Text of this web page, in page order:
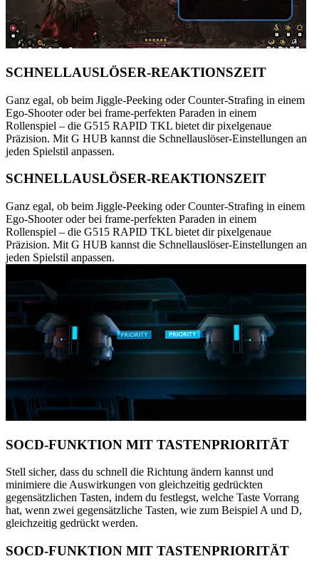
SCHNELLAUSLÖSER-REAKTIONSZEIT
Ganz egal, ob beim Jiggle-Peeking oder Counter-Strafing in einem
Ego-Shooter oder bei frame-perfekten Paraden in einem
Rollenspiel – die G515 RAPID TKL bietet dir pixelgenaue
Präzision. Mit G HUB kannst die Schnellauslöser-Einstellungen an
jeden Spielstil anpassen.
SCHNELLAUSLÖSER-REAKTIONSZEIT
Ganz egal, ob beim Jiggle-Peeking oder Counter-Strafing in einem
Ego-Shooter oder bei frame-perfekten Paraden in einem
Rollenspiel – die G515 RAPID TKL bietet dir pixelgenaue
Präzision. Mit G HUB kannst die Schnellauslöser-Einstellungen an
jeden Spielstil anpassen.
SOCD-FUNKTION MIT TASTENPRIORITÄT
Stell sicher, dass du schnell die Richtung ändern kannst und
minimiere die Auswirkungen von gleichzeitig gedrückten
gegensätzlichen Tasten, indem du festlegst, welche Taste Vorrang
hat, wenn zwei gegensätzliche Tasten, wie zum Beispiel A und D,
gleichzeitig gedrückt werden.
SOCD-FUNKTION MIT TASTENPRIORITÄT